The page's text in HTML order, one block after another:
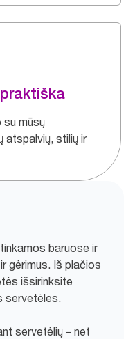
su mūsų
atspalvių, stilių ir
baruose ir
gėrimus. Iš plačios
išsirinksite
servetėles.
servetėlių – net